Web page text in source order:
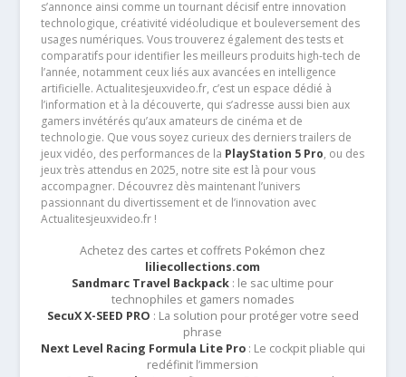
s’annonce ainsi comme un tournant décisif entre innovation
technologique, créativité vidéoludique et bouleversement des
usages numériques. Vous trouverez également des tests et
comparatifs pour identifier les meilleurs produits high-tech de
l’année, notamment ceux liés aux avancées en intelligence
artificielle. Actualitesjeuxvideo.fr, c’est un espace dédié à
l’information et à la découverte, qui s’adresse aussi bien aux
gamers invétérés qu’aux amateurs de cinéma et de
technologie. Que vous soyez curieux des derniers trailers de
jeux vidéo, des performances de la PlayStation 5 Pro, ou des
jeux très attendus en 2025, notre site est là pour vous
accompagner. Découvrez dès maintenant l’univers
passionnant du divertissement et de l’innovation avec
Actualitesjeuxvideo.fr !
Achetez des cartes et coffrets Pokémon chez
liliecollections.com
Sandmarc Travel Backpack : le sac ultime pour
technophiles et gamers nomades
SecuX X-SEED PRO : La solution pour protéger votre seed
phrase
Next Level Racing Formula Lite Pro: Le cockpit pliable qui
redéfinit l’immersion